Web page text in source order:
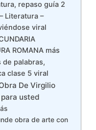
repaso guía 2
Literatura –
viral
ROMANA más
palabras,
clase 5 viral
De Virgilio
usted
obra de arte con